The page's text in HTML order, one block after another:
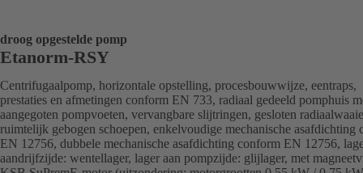
droog opgestelde pomp
Etanorm-RSY
Centrifugaalpomp, horizontale opstelling, procesbouwwijze, eentraps,
prestaties en afmetingen conform EN 733, radiaal gedeeld pomphuis
aangegoten pompvoeten, vervangbare slijtringen, gesloten
ruimtelijk gebogen schoepen, enkelvoudige mechanische asafdichting
EN 12756, dubbele mechanische asafdichting conform EN 12756,
aandrijfzijde: wentellager, lager aan pompzijde: glijlager, met